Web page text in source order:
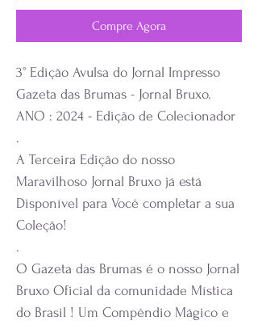
Compre Agora
3° Edição Avulsa do Jornal Impresso
Gazeta das Brumas - Jornal Bruxo.
ANO : 2024 - Edição de Colecionador
.
A Terceira Edição do nosso
Maravilhoso Jornal Bruxo já está
Disponível para Você completar a sua
Coleção!
.
O Gazeta das Brumas é o nosso Jornal
Bruxo Oficial da comunidade Mística
do Brasil ! Um Compêndio Mágico e